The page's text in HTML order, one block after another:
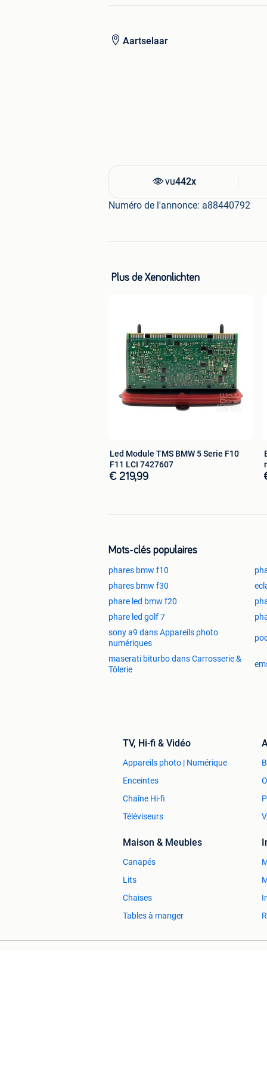
Afhaalpunt en inbouwstation
Aartselaar
vu442x
Numéro de l'annonce: a88440792
Plus de Xenonlichten
Led Module TMS BMW 5 Serie F10
F11 LCI 7427607
€ 219,99
Mots-clés populaires
phares bmw f10
phares bmw f30
phare led bmw f20
phare led golf 7
sony a9 dans Appareils photo
numériques
maserati biturbo dans Carrosserie &
Tôlerie
TV, Hi-fi & Vidéo
Appareils photo | Numérique
Enceintes
Chaîne Hi-fi
Téléviseurs
Maison & Meubles
Canapés
Lits
Chaises
Tables à manger